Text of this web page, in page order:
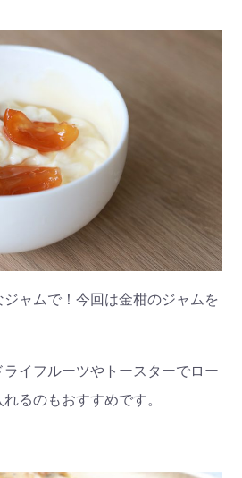
ジャムで！今回は金柑のジャムを
ライフルーツや トースターでロー
るのもおすすめです。